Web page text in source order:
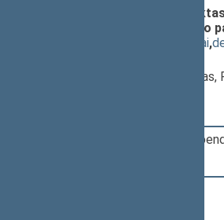
Seimo protokolinio nutarimo
socialinio draudimo pensijų įstatymo
susiję dokumentai,
, Komisijos
Įvyko balsavimas. Pritarta